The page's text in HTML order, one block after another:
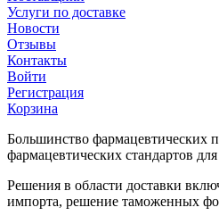
Услуги по доставке
Новости
Отзывы
Контакты
Войти
Регистрация
Корзина
Большинство фармацевтических
фармацевтических стандартов
Решения в области доставки
импорта, решение таможенных